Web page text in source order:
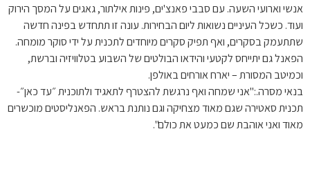
אנשי וארועי השעה. עם סבבי פאנצ'ים, פינות אילתור, גאגים על המסך הירוק
ועוד. כשכל העיניים נשואות ליום הבחירות. עונה זו תתחדש בפינה חדשה
שתתעמק בסקרים, ואף תפיק סקרים מיוחדים לתכנית על ידי סוקר מומחה.
הפאנל גם יתייחס לקטעי והידאו הבולטים של השבוע בטלוויזיה וברשת,
וכמיטב המסורת – יארח אורחים באולפן.
בנאי מסרה.:"אני שמחה ואף נרגשת להצטרף לתאגיד ולתוכנית ״עד כאן״-
תכנית סאטירה שגם מאוד מצחיקה וגם נותנת בראש. הפאנליסטים מוכשרים
מאוד ואני אוהבת שם כמעט את כולם".